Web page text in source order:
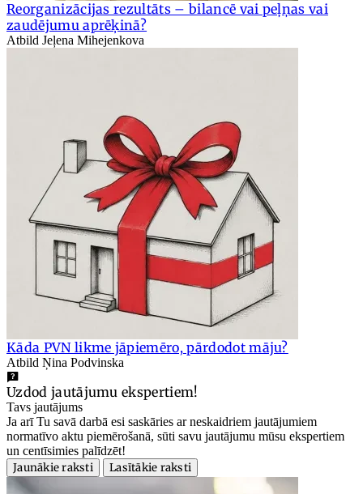
Reorganizācijas rezultāts – bilancē vai peļņas vai
zaudējumu aprēķinā?
Atbild Jeļena Mihejenkova
Kāda PVN likme jāpiemēro, pārdodot māju?
Atbild Ņina Podvinska
Uzdod jautājumu ekspertiem!
Tavs jautājums
Ja arī Tu savā darbā esi saskāries ar neskaidriem jautājumiem
normatīvo aktu piemērošanā, sūti savu jautājumu mūsu ekspertiem
un centīsimies palīdzēt!
Jaunākie raksti
Lasītākie raksti